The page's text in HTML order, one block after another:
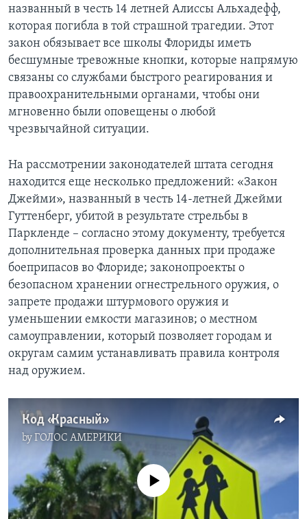
названный в честь 14 летней Алиссы Альхадефф,
которая погибла в той страшной трагедии. Этот
закон обязывает все школы Флориды иметь
бесшумные тревожные кнопки, которые напрямую
связаны со службами быстрого реагирования и
правоохранительными органами, чтобы они
мгновенно были оповещены о любой
чрезвычайной ситуации.
На рассмотрении законодателей штата сегодня
находится еще несколько предложений: «Закон
Джейми», названный в честь 14-летней Джейми
Гуттенберг, убитой в результате стрельбы в
Паркленде – согласно этому документу, требуется
дополнительная проверка данных при продаже
боеприпасов во Флориде; законопроекты о
безопасном хранении огнестрельного оружия, о
запрете продажи штурмового оружия и
уменьшении емкости магазинов; о местном
самоуправлении, который позволяет городам и
округам самим устанавливать правила контроля
над оружием.
Код «Красный»
byГОЛОС АМЕРИКИ
No media source currently available